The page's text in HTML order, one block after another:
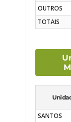
OUTROS
TOTAIS
SANTOS